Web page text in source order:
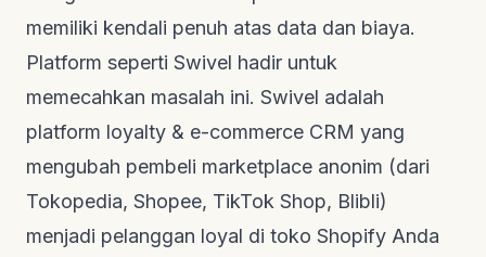
memiliki kendali penuh atas data dan biaya.
Platform seperti Swivel hadir untuk
memecahkan masalah ini. Swivel adalah
platform loyalty & e-commerce CRM yang
mengubah pembeli marketplace anonim (dari
Tokopedia, Shopee, TikTok Shop, Blibli)
menjadi pelanggan loyal di toko Shopify Anda